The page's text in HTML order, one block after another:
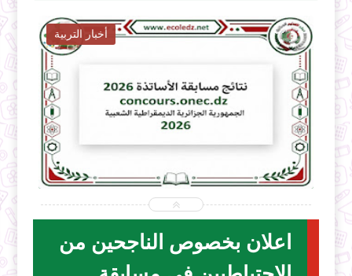
أخبار التربية
2026-07-31
ecoledz.net
اعلان بخصوص الناجحين من